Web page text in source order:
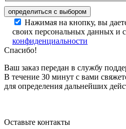
Нажимая на кнопку, вы
своих персональных данных и
конфиденциальности
Спасибо!
Ваш заказ передан в службу
В течение 30 минут с вами
для определения дальнейших
Оставьте контакты